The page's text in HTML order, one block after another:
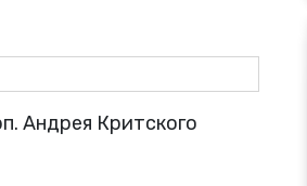
Андрея Критского